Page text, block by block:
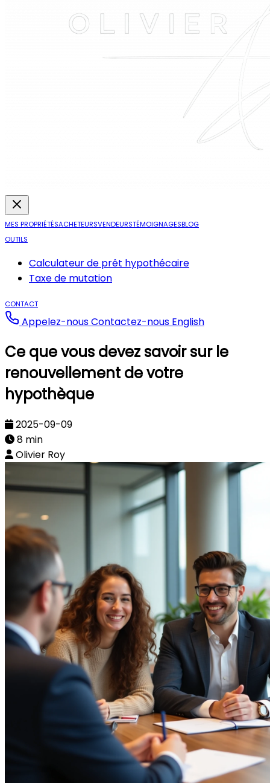
MES PROPRIÉTÉSACHETEURSVENDEURSTÉMOIGNAGESBLOG
OUTILS
Calculateur de prêt hypothécaire
Taxe de mutation
CONTACT
Appelez-nousContactez-nous English
Ce que vous devez savoir sur le
renouvellement de votre
hypothèque
2025-09-09
8 min
Olivier Roy